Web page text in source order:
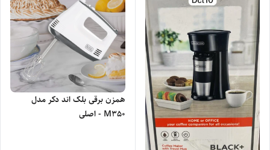
همزن برقی بلک اند دکر مدل
M350 - اصلی